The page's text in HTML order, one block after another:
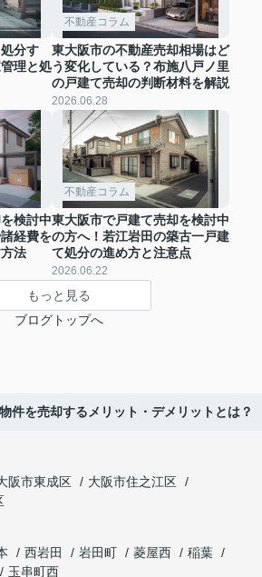
分す
理と処
不動産コラム
東大阪市の不動産売却相場はど
う変化している？布施八戸ノ里
の戸建て売却の判断材料を解説
2026.06.28
検討中
経費を
法
不動産コラム
東大阪市で戸建て売却を検討中
の方へ！若江岩田の築古一戸建
て処分の進め方と注意点
2026.06.22
もっと見る
ブログトップへ
件を売却するメリット・デメリットとは？
阪市東成区
大阪市住之江区
西岩田 岩田町 菱屋西
稲葉
玉串町西